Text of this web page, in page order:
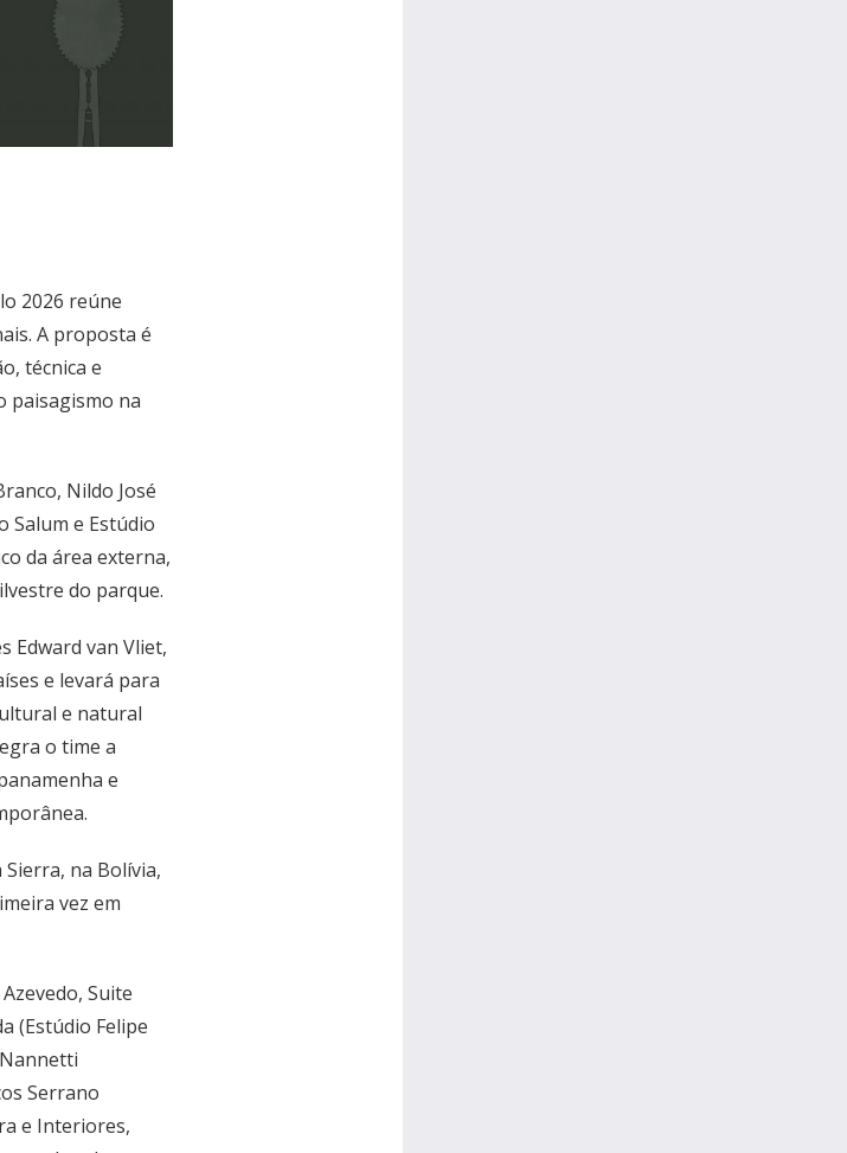
2026 reúne
A proposta é
técnica e
paisagismo na
Nildo José
Salum e Estúdio
da área externa,
do parque.
Edward van Vliet,
e levará para
e natural
o time a
e
na Bolívia,
vez em
Suite
(Estúdio Felipe
Serrano
e Interiores,